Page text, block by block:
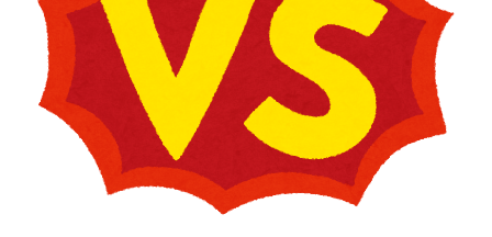
果
に
て
解
説
へ